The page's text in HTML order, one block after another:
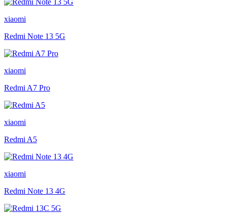
xiaomi
Redmi Note 13 5G
xiaomi
Redmi A7 Pro
xiaomi
Redmi A5
xiaomi
Redmi Note 13 4G